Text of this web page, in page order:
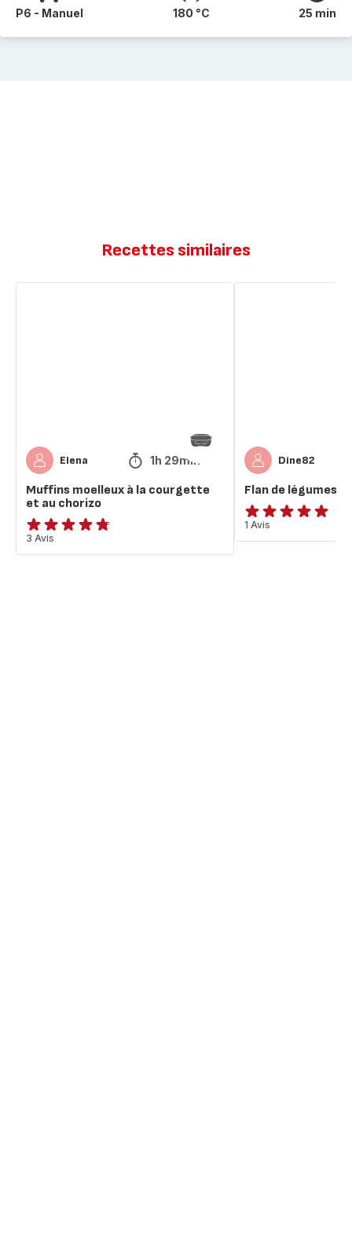
P6 - Manuel 180 °C 25 min
Recettes similaires
Elena 1h 29min
Muffins moelleux à la courgette
et au chorizo
ratings.4.7
3 Avis
Dine82
Flan de légumes
Avis
5
1 Avis